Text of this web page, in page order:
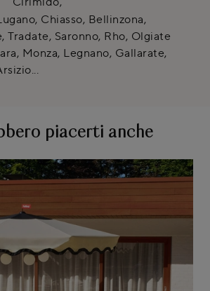
Chiasso, Bellinzona,
Tradate, Saronno, Rho, Olgiate
Monza, Legnano, Gallarate,
piacerti anche